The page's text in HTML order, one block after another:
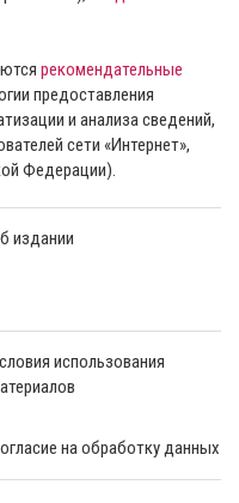
рекомендательные
предоставления
и анализа сведений,
сети «Интернет»,
Федерации).
издании
использования
на обработку данных